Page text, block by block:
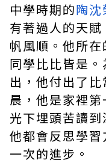
中學時期的陶沈
有著過人的天
帆風順。他所
同學比比皆是
出，他付出了
晨，他是家裡
光下埋頭苦讀到
他都會反思學
一次的進步。